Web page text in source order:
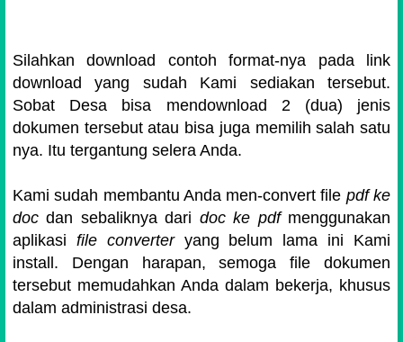
Silahkan download contoh format-nya pada link
download yang sudah Kami sediakan tersebut.
Sobat Desa bisa mendownload 2 (dua) jenis
dokumen tersebut atau bisa juga memilih salah satu
nya. Itu tergantung selera Anda.
Kami sudah membantu Anda men-convert file pdf ke
doc dan sebaliknya dari doc ke pdf menggunakan
aplikasi file converteryang belum lama ini Kami
install. Dengan harapan, semoga file dokumen
tersebut memudahkan Anda dalam bekerja, khusus
dalam administrasi desa.